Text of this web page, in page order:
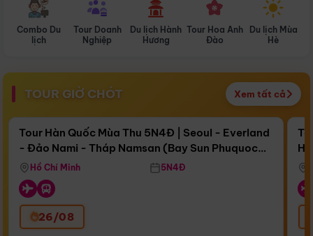
Combo Du
lịch
Tour Doanh
Nghiệp
Du lịch Hành
Hương
Tour Hoa Anh
Đào
Du lịch Mùa
Hè
TOUR GIỜ CHÓT Xem tất cả
Còn17 ngày 00:54:31
Bay Sun Phuquoc Airways
Điểm nổi bật
Tour Hàn Quốc Mùa Thu 5N4Đ | Seoul - Everland
- Đảo Nami - Tháp Namsan (Bay Sun Phuquoc
Airways)
Hồ Chí Minh 5N4Đ
26/08